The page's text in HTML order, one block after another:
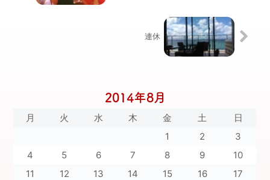
連休
2014年8月
月 火 水 木 金 土 日
1 2
3
4
5 6 7 8 9
10
11
12 13 14 15 16
17